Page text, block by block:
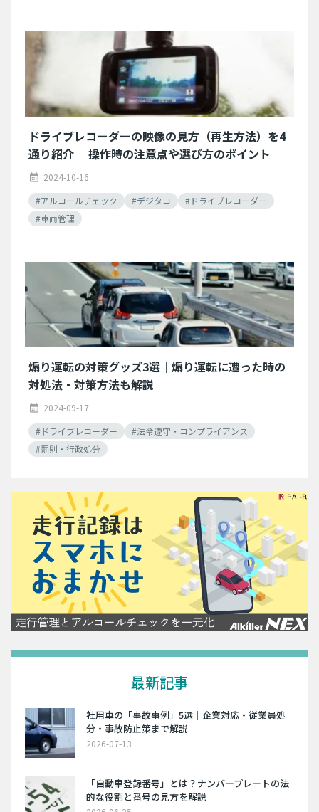
ドライブレコーダーの映像の見方（再生方法）を4
通り紹介｜ 操作時の注意点や選び方のポイント
calendar_month 2024-10-16
#アルコールチェック
#デジタコ
#ドライブレコーダー
#車両管理
煽り運転の対策グッズ3選｜煽り運転に遭った時の
対処法・対策方法も解説
calendar_month 2024-09-17
#ドライブレコーダー
#法令遵守・コンプライアンス
#罰則・行政処分
最新記事
社用車の「事故事例」5選｜企業対応・従業員処
分・事故防止策まで解説
2026-07-13
「自動車登録番号」とは？ナンバープレートの法
的な役割と番号の見方を解説